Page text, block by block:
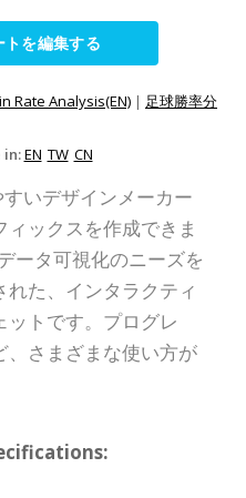
トを編集する
Rate Analysis(EN) | 足球勝率分
in:EN TW CN
いデザインメーカー
ックスを作成できま
ータ可視化のニーズを
た、インタラクティ
トです。プログレ
、さまざまな使い方が